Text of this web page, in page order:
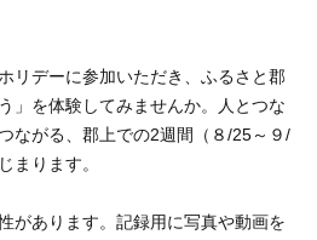
リデーに参加いただき、ふるさと郡
」を体験してみませんか。人とつな
ながる、郡上での2週間（８/25～９/
まります。
があります。記録用に写真や動画を